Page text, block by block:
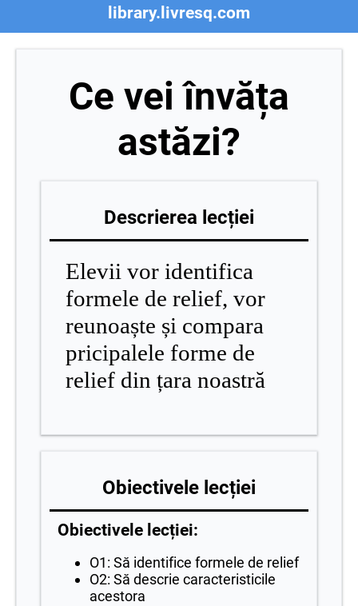
library.livresq.com
Ce vei învăța
astăzi?
Descrierea lecției
Elevii vor identifica
formele de relief, vor
reunoaște și compara
pricipalele forme de
relief din țara noastră
Obiectivele lecției
Obiectivele lecției:
O1: Să identifice formele de relief
O2: Să descrie caracteristicile
acestora